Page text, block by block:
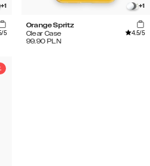
+1
/5
+1
Orange Spritz
Clear Case
4.5/5
99.90 PLN